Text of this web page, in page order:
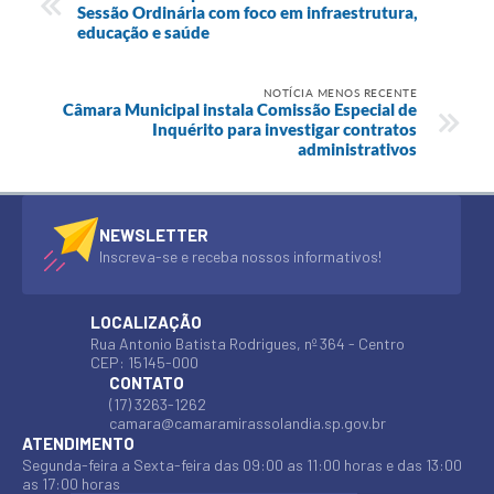
Sessão Ordinária com foco em infraestrutura,
educação e saúde
NOTÍCIA MENOS RECENTE
Câmara Municipal instala Comissão Especial de
Inquérito para investigar contratos
administrativos
NEWSLETTER
Inscreva-se e receba nossos informativos!
LOCALIZAÇÃO
Rua Antonio Batista Rodrigues, nº 364 - Centro
CEP: 15145-000
CONTATO
(17) 3263-1262
camara@camaramirassolandia.sp.gov.br
ATENDIMENTO
Segunda-feira a Sexta-feira das 09:00 as 11:00 horas e das 13:00
as 17:00 horas